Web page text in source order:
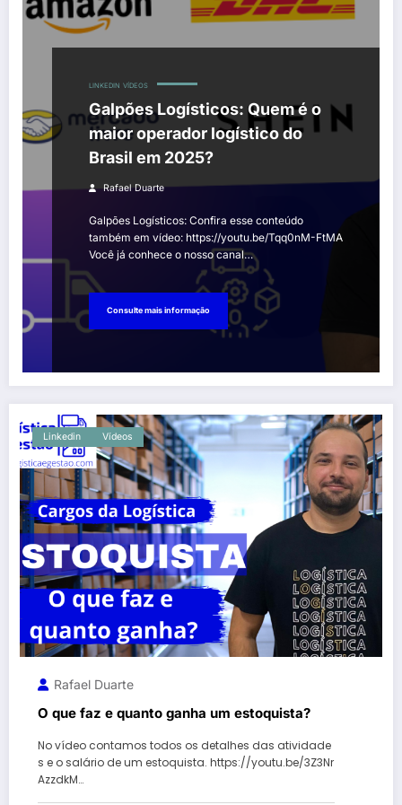
LINKEDIN VÍDEOS
Galpões Logísticos: Quem é o
maior operador logístico do
Brasil em 2025?
Rafael Duarte
Galpões Logísticos: Confira esse conteúdo
também em vídeo: https://youtu.be/Tqq0nM-FtMA
Você já conhece o nosso canal…
Consulte mais informação
Linkedin Vídeos
Rafael Duarte
O que faz e quanto ganha um estoquista?
No vídeo contamos todos os detalhes das atividade
s e o salário de um estoquista. https://youtu.be/3Z3Nr
AzzdkM…